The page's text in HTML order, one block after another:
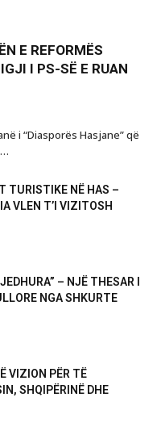
E REFORMËS
I PS-SË E RUAN
i “Diasporës Hasjane” që
TURISTIKE NË HAS –
VLEN T’I VIZITOSH
– NJË THESAR I
NGA SHKURTE
VIZION PËR TË
SHQIPËRINË DHE